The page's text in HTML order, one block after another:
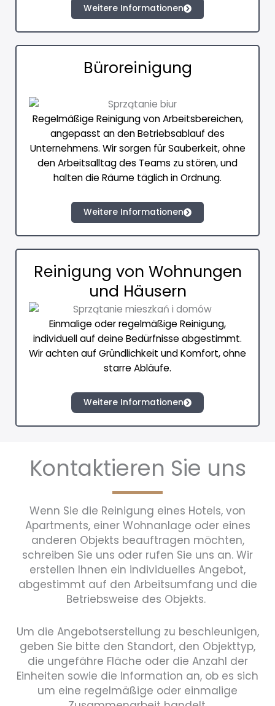
Weitere Informationen
Büroreinigung
Regelmäßige Reinigung von Arbeitsbereichen,
angepasst an den Betriebsablauf des
Unternehmens. Wir sorgen für Sauberkeit, ohne
den Arbeitsalltag des Teams zu stören, und
halten die Räume täglich in Ordnung.
Weitere Informationen
Reinigung von Wohnungen
und Häusern
Einmalige oder regelmäßige Reinigung,
individuell auf deine Bedürfnisse abgestimmt.
Wir achten auf Gründlichkeit und Komfort, ohne
starre Abläufe.
Weitere Informationen
Kontaktieren Sie uns
Wenn Sie die Reinigung eines Hotels, von
Apartments, einer Wohnanlage oder eines
anderen Objekts beauftragen möchten,
schreiben Sie uns oder rufen Sie uns an. Wir
erstellen Ihnen ein individuelles Angebot,
abgestimmt auf den Arbeitsumfang und die
Betriebsweise des Objekts.
Um die Angebotserstellung zu beschleunigen,
geben Sie bitte den Standort, den Objekttyp,
die ungefähre Fläche oder die Anzahl der
Einheiten sowie die Information an, ob es sich
um eine regelmäßige oder einmalige